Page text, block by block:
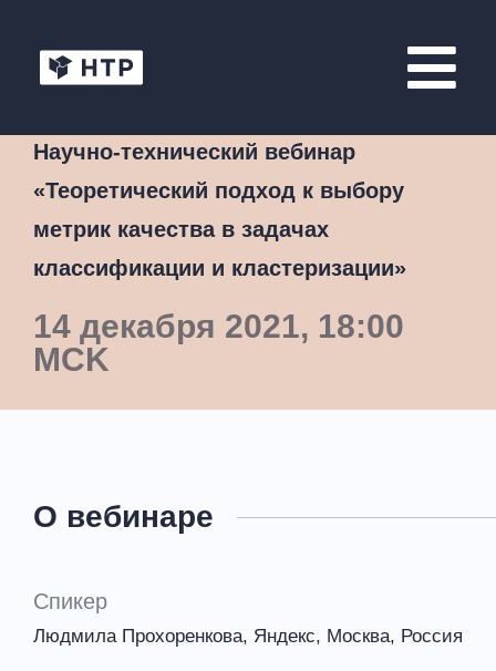
Научно-технический вебинар
«Теоретический подход к выбору
метрик качества в задачах
классификации и кластеризации»
14 декабря 2021, 18:00
MCK
О вебинаре
Спикер
Людмила Прохоренкова, Яндекс, Москва, Россия